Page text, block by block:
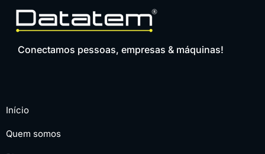
Conectamos pessoas, empresas & máquinas!
Início
Quem somos